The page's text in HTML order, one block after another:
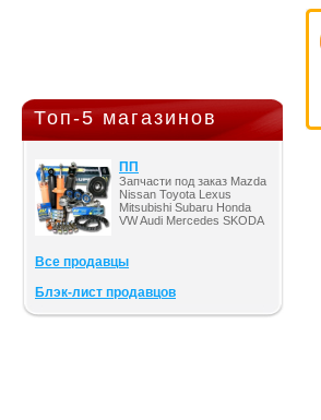
Топ-5 магазинов
ПП
Запчасти под заказ Mazda
Nissan Toyota Lexus
Mitsubishi Subaru Honda
VW Audi Mercedes SKODA
Все продавцы
Блэк-лист продавцов